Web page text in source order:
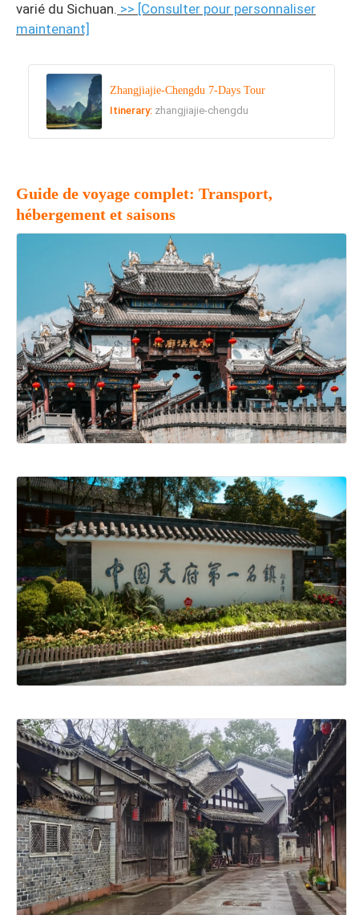
varié du Sichuan. >> [Consulter pour personnaliser
maintenant]
Zhangjiajie-Chengdu 7-Days Tour
Itinerary: zhangjiajie-chengdu
Guide de voyage complet: Transport,
hébergement et saisons